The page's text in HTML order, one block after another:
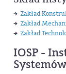
Zakład
Zakład
Zakład
IOSP -